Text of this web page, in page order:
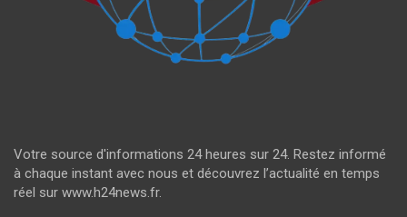
Votre source d'informations 24 heures sur 24. Restez informé
à chaque instant avec nous et découvrez l’actualité en temps
réel sur www.h24news.fr.